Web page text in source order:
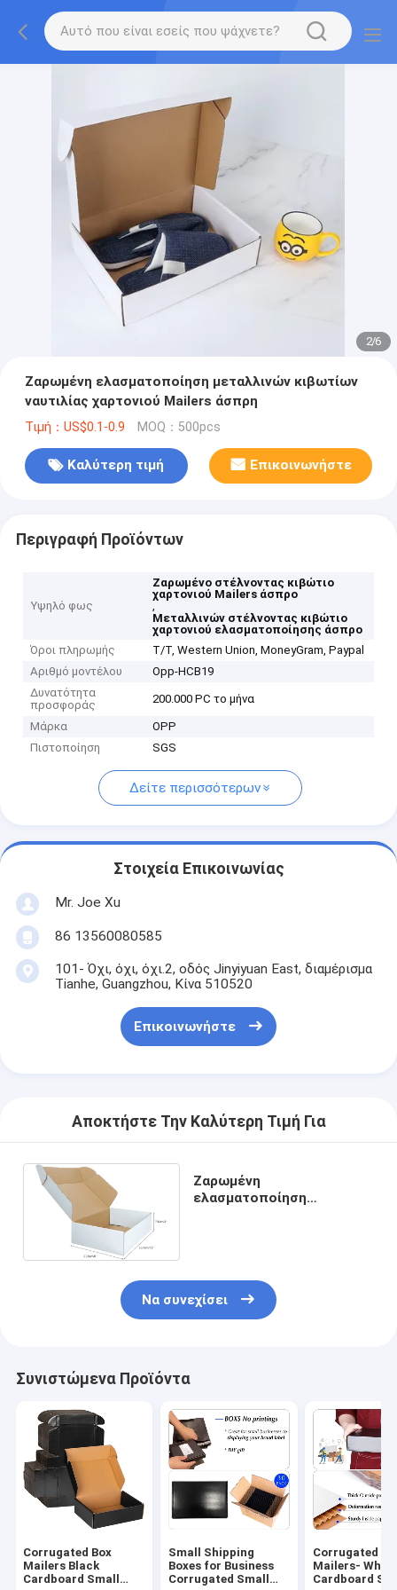
2/6
Ζαρωμένη ελασματοποίηση μεταλλινών κιβωτίων
ναυτιλίας χαρτονιού Mailers άσπρη
Τιμή：US$0.1-0.9 MOQ：500pcs
Καλύτερη τιμή Επικοινωνήστε
Περιγραφή Προϊόντων
Υψηλό φως
Ζαρωμένο στέλνοντας κιβώτιο
χαρτονιού Mailers άσπρο
,
Μεταλλινών στέλνοντας κιβώτιο
χαρτονιού ελασματοποίησης άσπρο
Όροι πληρωμής
T/T, Western Union, MoneyGram, Paypal
Αριθμό μοντέλου
Opp-HCB19
Δυνατότητα
προσφοράς
200.000 PC το μήνα
Μάρκα
OPP
Πιστοποίηση
SGS
Δείτε περισσότερων
Στοιχεία Επικοινωνίας
Mr. Joe Xu
86 13560080585
101- Όχι, όχι, όχι.2, οδός Jinyiyuan East, διαμέρισμα
Tianhe, Guangzhou, Κίνα 510520
Επικοινωνήστε
Αποκτήστε Την Καλύτερη Τιμή Για
Ζαρωμένη
ελασματοποίηση
Να συνεχίσει
Συνιστώμενα Προϊόντα
Corrugated Box
Mailers Black
Cardboard Small
Small Shipping
Boxes for Business
Corrugated Small
Corrugated
Mailers- White
Cardboard